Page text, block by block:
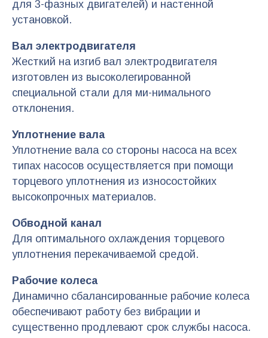
для 3-фазных двигателей) и настенной
установкой.
Вал электродвигателя
Жесткий на изгиб вал электродвигателя
изготовлен из высоколегированной
специальной стали для ми-нимального
отклонения.
Уплотнение вала
Уплотнение вала со стороны насоса на всех
типах насосов осуществляется при помощи
торцевого уплотнения из износостойких
высокопрочных материалов.
Обводной канал
Для оптимального охлаждения торцевого
уплотнения перекачиваемой средой.
Рабочие колеса
Динамично сбалансированные рабочие колеса
обеспечивают работу без вибрации и
существенно продлевают срок службы насоса.